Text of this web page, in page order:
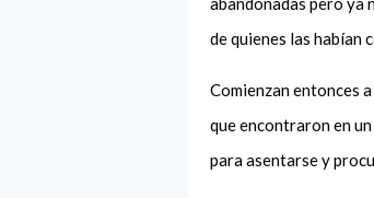
de quienes las habían
Comienzan entonces
que encontraron en
para asentarse y